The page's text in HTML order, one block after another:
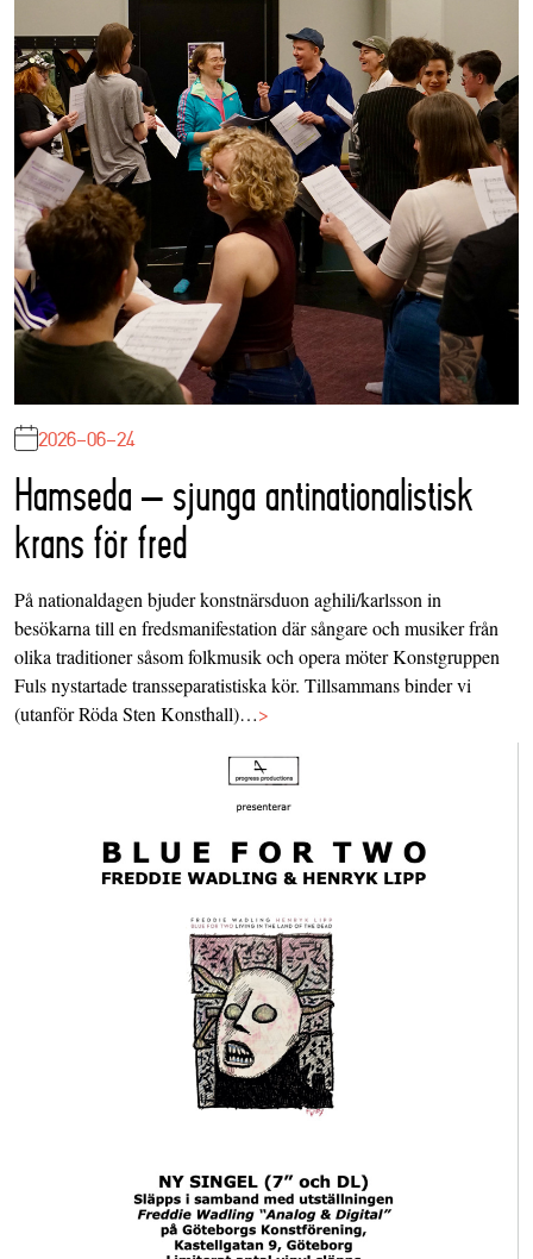
2026-06-24
Hamseda – sjunga antinationalistisk
krans för fred
På nationaldagen bjuder konstnärsduon aghili/karlsson in
besökarna till en fredsmanifestation där sångare och musiker från
olika traditioner såsom folkmusik och opera möter Konstgruppen
Fuls nystartade transseparatistiska kör. Tillsammans binder vi
(utanför Röda Sten Konsthall)…>